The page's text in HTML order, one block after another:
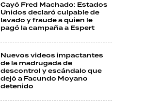
Cayó Fred Machado: Estados
Unidos declaró culpable de
lavado y fraude a quien le
pagó la campaña a Espert
Nuevos videos impactantes
de la madrugada de
descontrol y escándalo que
dejó a Facundo Moyano
detenido